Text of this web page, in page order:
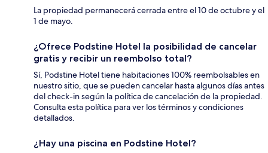
La propiedad permanecerá cerrada entre el 10 de octubre y el
1 de mayo.
¿Ofrece Podstine Hotel la posibilidad de cancelar
gratis y recibir un reembolso total?
Sí, Podstine Hotel tiene habitaciones 100% reembolsables en
nuestro sitio, que se pueden cancelar hasta algunos días antes
del check-in según la política de cancelación de la propiedad.
Consulta esta política para ver los términos y condiciones
detallados.
¿Hay una piscina en Podstine Hotel?